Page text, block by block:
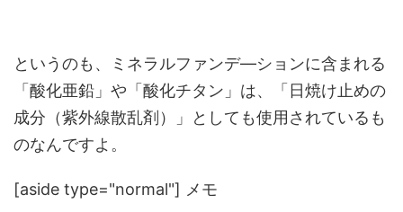
というのも、ミネラルファンデ―ションに含まれる
「酸化亜鉛」や「酸化チタン」は、「日焼け止めの
成分（紫外線散乱剤）」としても使用されているも
のなんですよ。
[aside type="normal"] メモ